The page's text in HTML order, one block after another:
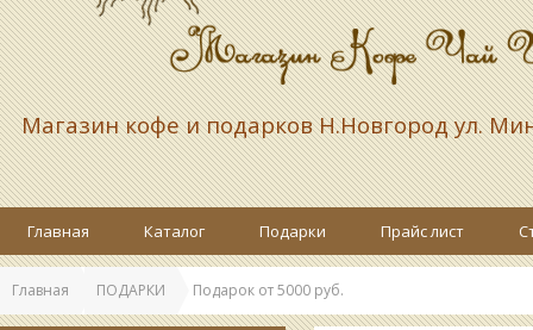
Магазин кофе и подарковН.Новгород ул.
Главная Каталог Подарки Прайс лист
Главная ПОДАРКИ Подарок от 5000 руб.